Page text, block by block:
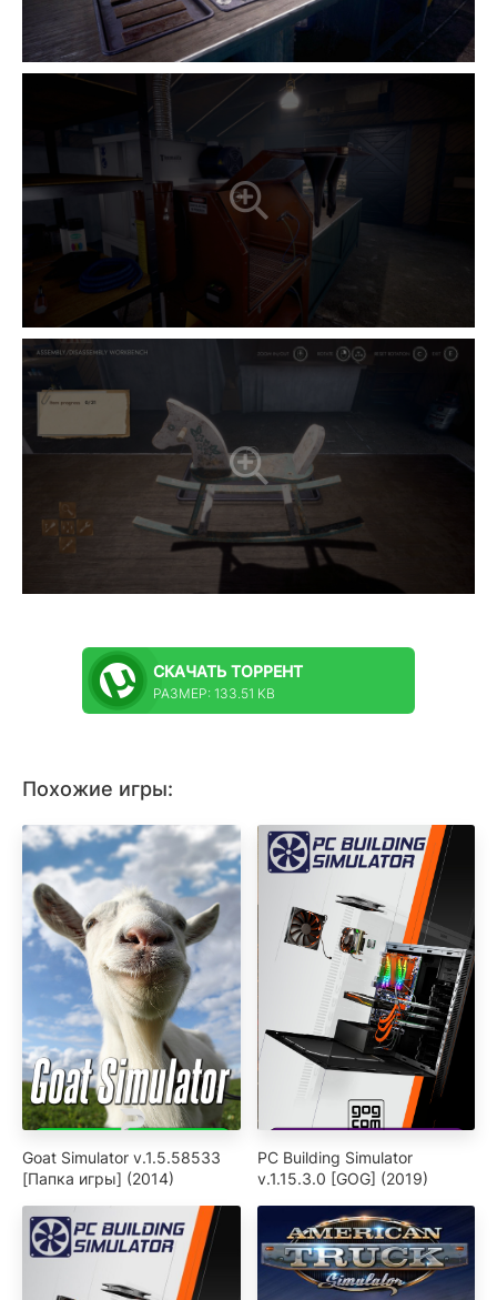
СКАЧАТЬ ТОРРЕНТ
РАЗМЕР: 133.51 KB
Похожие игры:
Goat Simulator v.1.5.58533
[Папка игры] (2014)
PC Building Simulator
v.1.15.3.0 [GOG] (2019)